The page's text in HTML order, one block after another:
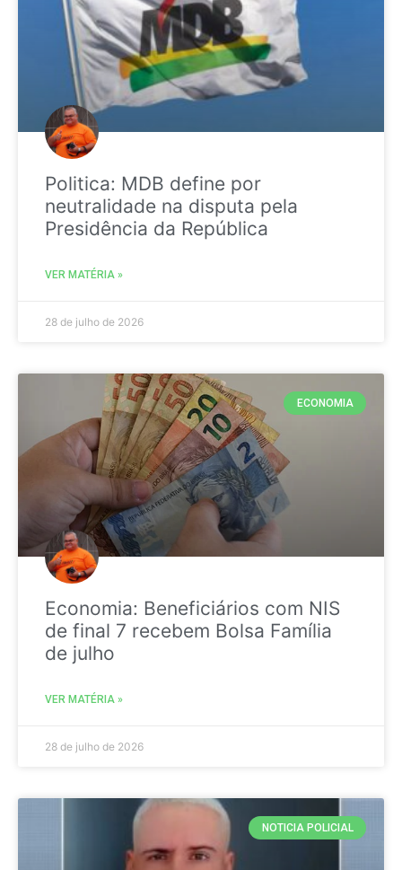
Politica: MDB define por
neutralidade na disputa pela
Presidência da República
VER MATÉRIA »
28 de julho de 2026
ECONOMIA
Economia: Beneficiários com NIS
de final 7 recebem Bolsa Família
de julho
VER MATÉRIA »
28 de julho de 2026
NOTICIA POLICIAL